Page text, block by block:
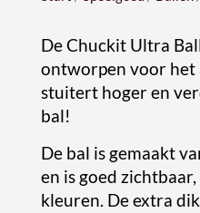
De Chuckit Ultra
ontworpen voor het
stuitert hoger en
bal!
De bal is gemaakt
en is goed
kleuren. De extra